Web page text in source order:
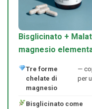
Bisglicinato +
magnesio
Tre forme
chelate di
magnesio
—
per
Bisglicinato come